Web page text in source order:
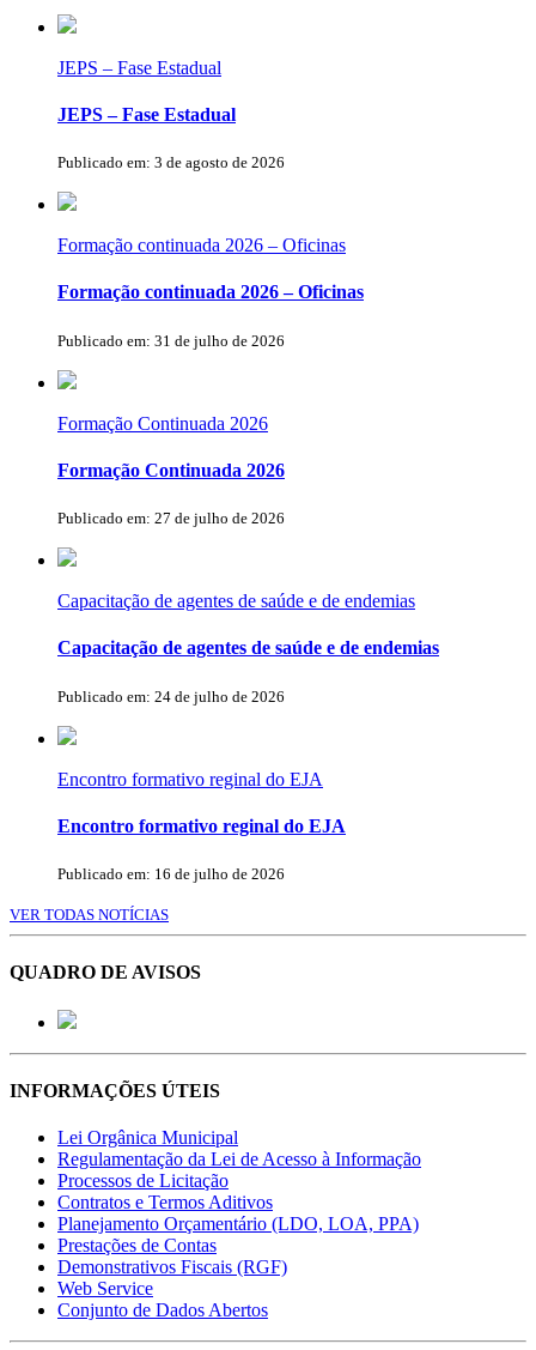
JEPS – Fase Estadual
JEPS – Fase Estadual
Publicado em: 3 de agosto de 2026
Formação continuada 2026 – Oficinas
Formação continuada 2026 – Oficinas
Publicado em: 31 de julho de 2026
Formação Continuada 2026
Formação Continuada 2026
Publicado em: 27 de julho de 2026
Capacitação de agentes de saúde e de endemias
Capacitação de agentes de saúde e de endemias
Publicado em: 24 de julho de 2026
Encontro formativo reginal do EJA
Encontro formativo reginal do EJA
Publicado em: 16 de julho de 2026
VER TODAS NOTÍCIAS
QUADRO DE AVISOS
INFORMAÇÕES ÚTEIS
Lei Orgânica Municipal
Regulamentação da Lei de Acesso à Informação
Processos de Licitação
Contratos e Termos Aditivos
Planejamento Orçamentário (LDO, LOA, PPA)
Prestações de Contas
Demonstrativos Fiscais (RGF)
Web Service
Conjunto de Dados Abertos